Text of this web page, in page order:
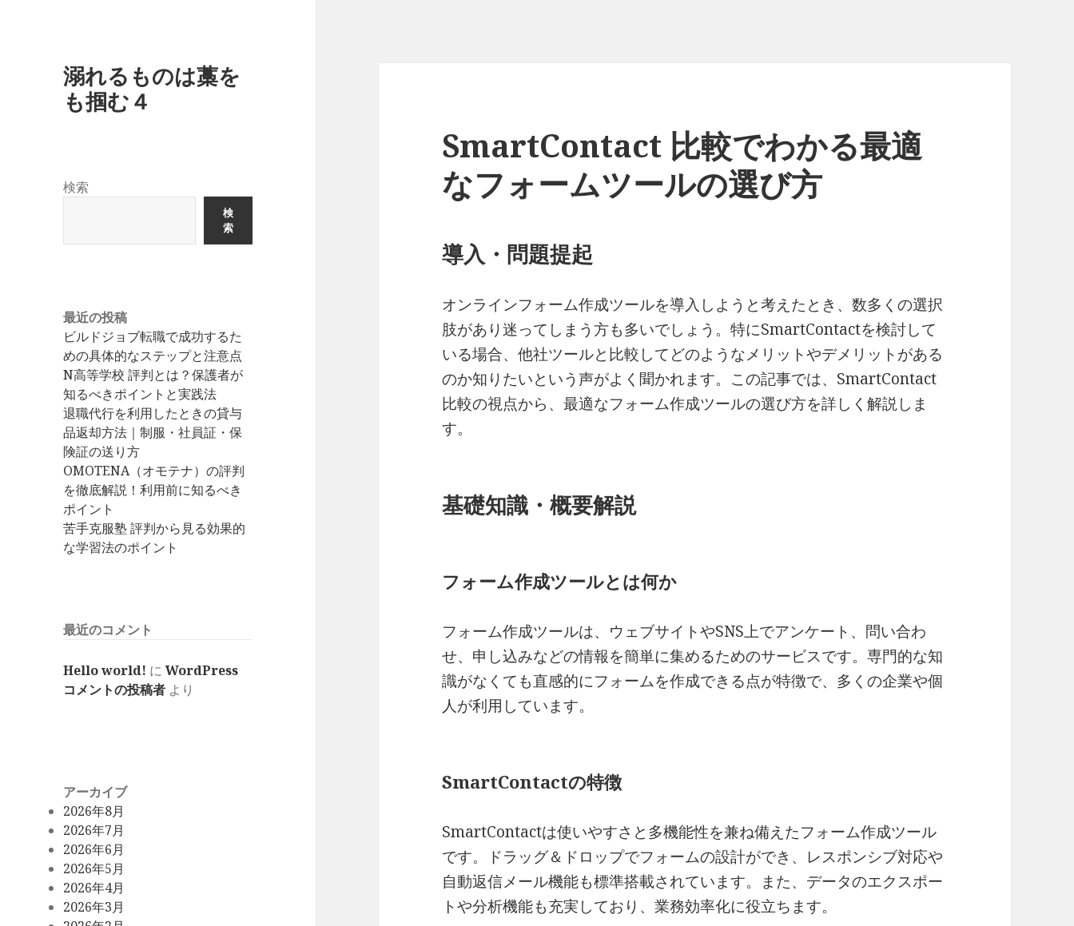
溺れるものは藁を
も掴む４
検索
検
索
最近の投稿
ビルドジョブ転職で成功するた
めの具体的なステップと注意点
N高等学校 評判とは？保護者が
知るべきポイントと実践法
退職代行を利用したときの貸与
品返却方法｜制服・社員証・保
険証の送り方
OMOTENA（オモテナ）の評判
を徹底解説！利用前に知るべき
ポイント
苦手克服塾 評判から見る効果的
な学習法のポイント
最近のコメント
Hello world! にWordPress
コメントの投稿者 より
アーカイブ
2026年8月
2026年7月
2026年6月
2026年5月
2026年4月
2026年3月
SmartContact 比較でわかる最適
なフォームツールの選び方
導入・問題提起
オンラインフォーム作成ツールを導入しようと考えたとき、数多くの選択
肢があり迷ってしまう方も多いでしょう。特にSmartContactを検討して
いる場合、他社ツールと比較してどのようなメリットやデメリットがある
のか知りたいという声がよく聞かれます。この記事では、SmartContact
比較の視点から、最適なフォーム作成ツールの選び方を詳しく解説しま
す。
基礎知識・概要解説
フォーム作成ツールとは何か
フォーム作成ツールは、ウェブサイトやSNS上でアンケート、問い合わ
せ、申し込みなどの情報を簡単に集めるためのサービスです。専門的な知
識がなくても直感的にフォームを作成できる点が特徴で、多くの企業や個
人が利用しています。
SmartContactの特徴
SmartContactは使いやすさと多機能性を兼ね備えたフォーム作成ツール
です。ドラッグ＆ドロップでフォームの設計ができ、レスポンシブ対応や
自動返信メール機能も標準搭載されています。また、データのエクスポー
トや分析機能も充実しており、業務効率化に役立ちます。